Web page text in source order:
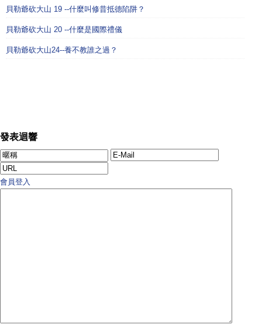
貝勒爺砍大山 19 --什麼叫修昔抵德陷阱？
貝勒爺砍大山 20 --什麼是國際禮儀
貝勒爺砍大山24--養不教誰之過？
發表迴響
會員登入